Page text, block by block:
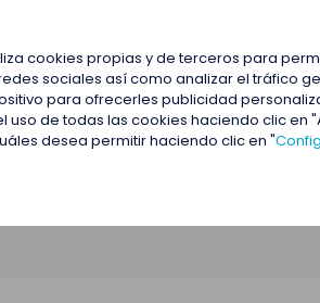
cookies propias y de terceros para
sociales así como analizar el tráfico
para ofrecerles publicidad
uso de todas las cookies haciendo clic
desea permitir haciendo clic en "